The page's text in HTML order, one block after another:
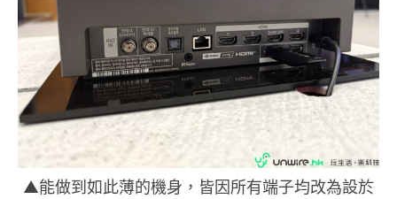
▲能做到如此薄的機身，皆因所有端子均改為設於